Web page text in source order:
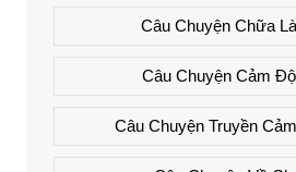
Câu Chuyện Chữa
Câu Chuyện Cảm
Câu Chuyện Truyền